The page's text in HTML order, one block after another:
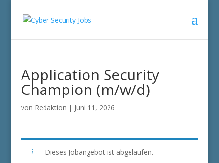
Application Security
Champion (m/w/d)
von Redaktion | Juni 11, 2026
Dieses Jobangebot ist abgelaufen.